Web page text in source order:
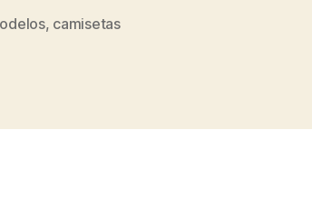
, camisetas